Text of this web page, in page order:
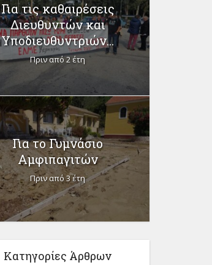
Για τις καθαιρέσεις
Διευθυντών και
Υποδιευθυντριών...
Πριν από 2 έτη
Για το Γυμνάσιο
Αμφιπαγιτών
Πριν από 3 έτη
Κατηγορίες Άρθρων